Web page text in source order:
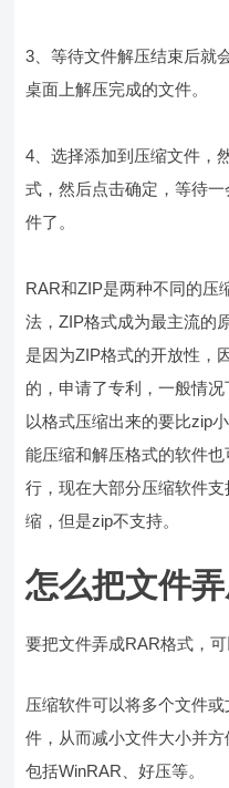
3、等待文件解压结束后就
桌面上解压完成的文件。
4、选择添加到压缩文件，
式，然后点击确定，等待
件了。
RAR和ZIP是两种不同的压
法，ZIP格式成为最主流的
是因为ZIP格式的开放性，
的，申请了专利，一般情
以格式压缩出来的要比zip
能压缩和解压格式的软件
行，现在大部分压缩软件
缩，但是zip不支持。
怎么把文件
要把文件弄成RAR格式，
压缩软件可以将多个文件
件，从而减小文件大小并
包括WinRAR、好压等。